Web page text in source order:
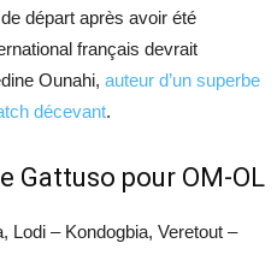
départ après avoir été
français devrait
Ounahi, auteur d’un superbe
décevant.
Gattuso pour OM-OL
Lodi – Kondogbia, Veretout –